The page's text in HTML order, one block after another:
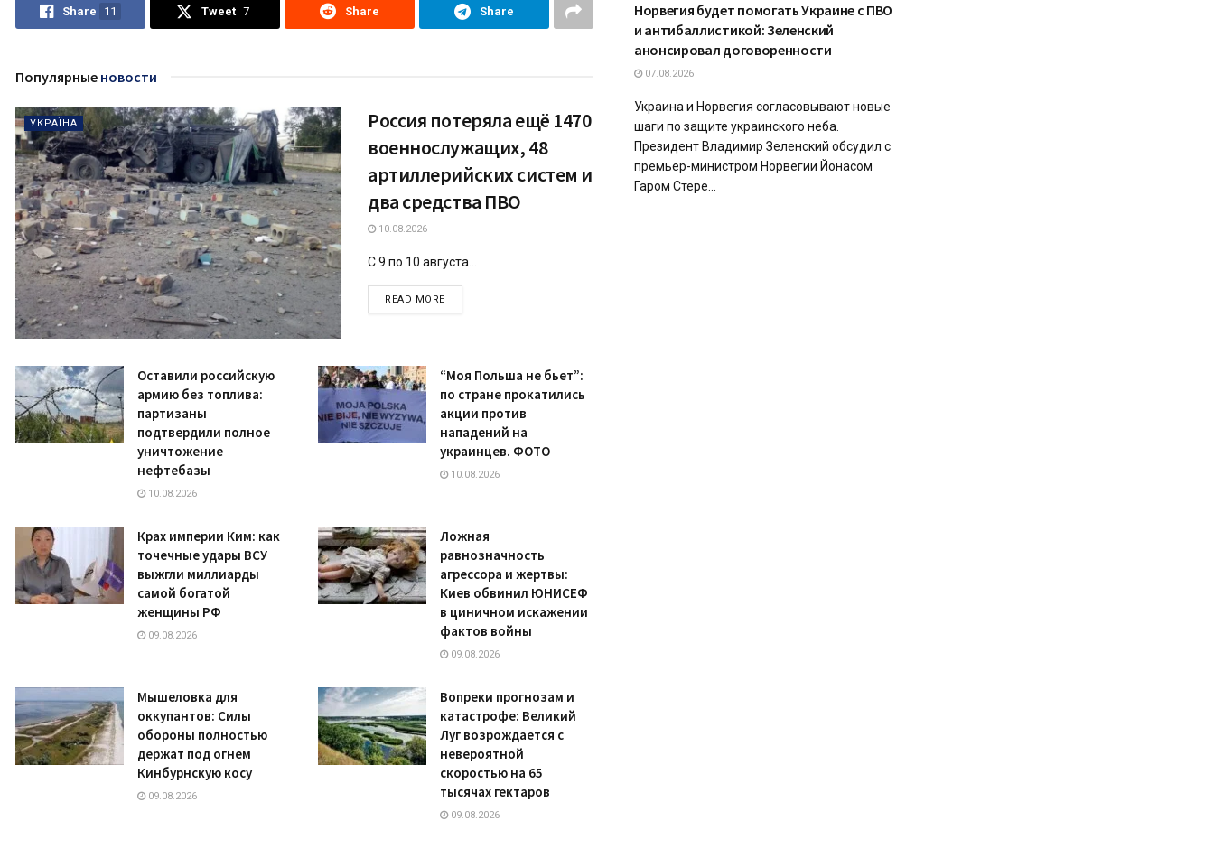
Share 11 Tweet 7 Share Share
Популярные новости
УКРАЇНА
Россия потеряла ещё 1470
военнослужащих, 48
артиллерийских систем и
два средства ПВО
10.08.2026
С 9 по 10 августа...
READ MOREDETAILS
Оставили российскую
армию без топлива:
партизаны
подтвердили полное
уничтожение
нефтебазы
10.08.2026
“Моя Польша не бьет”:
по стране прокатились
акции против
нападений на
украинцев. ФОТО
10.08.2026
Крах империи Ким: как
точечные удары ВСУ
выжгли миллиарды
самой богатой
женщины РФ
09.08.2026
Ложная
равнозначность
агрессора и жертвы:
Киев обвинил ЮНИСЕФ
в циничном искажении
фактов войны
09.08.2026
Мышеловка для
оккупантов: Силы
обороны полностью
держат под огнем
Кинбурнскую косу
09.08.2026
Вопреки прогнозам и
катастрофе: Великий
Луг возрождается с
невероятной
скоростью на 65
тысячах гектаров
09.08.2026
Норвегия будет помогать Украине с ПВО
и антибаллистикой: Зеленский
анонсировал договоренности
07.08.2026
Украина и Норвегия согласовывают новые
шаги по защите украинского неба.
Президент Владимир Зеленский обсудил с
премьер-министром Норвегии Йонасом
Гаром Стере...